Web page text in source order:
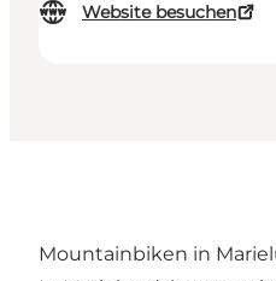
Website besuchen
Mountainbiken in